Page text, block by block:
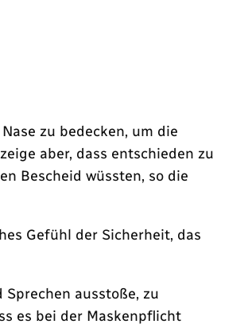
zu bedecken, um die
aber, dass entschieden zu
Bescheid wüssten, so die
Gefühl der Sicherheit, das
ausstoße, zu
es bei der Maskenpflicht